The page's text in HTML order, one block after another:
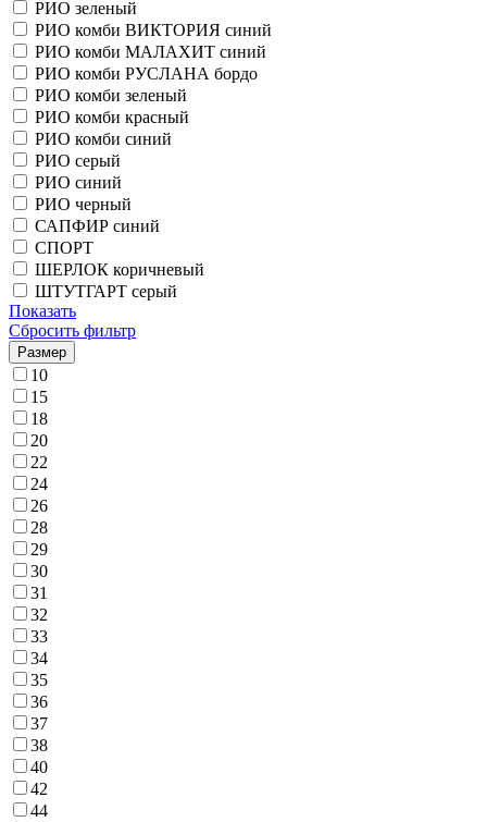
РИО зеленый
РИО комби ВИКТОРИЯ синий
РИО комби МАЛАХИТ синий
РИО комби РУСЛАНА бордо
РИО комби зеленый
РИО комби красный
РИО комби синий
РИО серый
РИО синий
РИО черный
САПФИР синий
СПОРТ
ШЕРЛОК коричневый
ШТУТГАРТ серый
Показать
Сбросить фильтр
Размер
10
15
18
20
22
24
26
28
29
30
31
32
33
34
35
36
37
38
40
42
44